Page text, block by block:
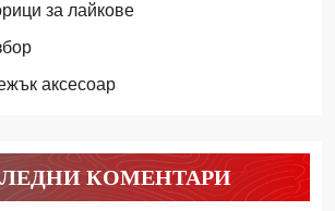
за лайкове
аксесоар
КОМЕНТАРИ